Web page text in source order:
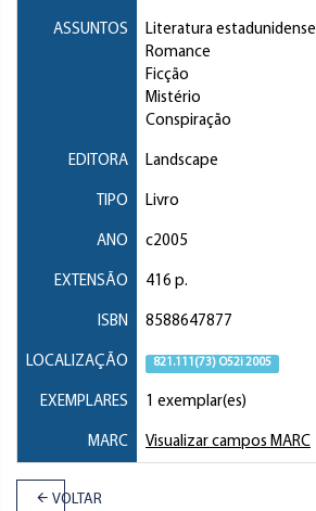
ASSUNTOS
Literatura estadunidense
Romance
Ficção
Mistério
Conspiração
EDITORA Landscape
TIPO Livro
ANO c2005
EXTENSÃO 416 p.
ISBN 8588647877
LOCALIZAÇÃO 821.111(73) O52i 2005
EXEMPLARES 1 exemplar(es)
MARC Visualizar campos MARC
VOLTAR